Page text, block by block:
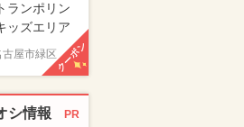
ランポリン
ッズエリア
屋市緑区クーポン
シ情報 PR